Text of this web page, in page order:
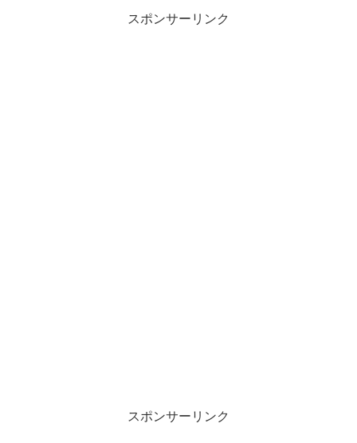
スポンサーリンク
スポンサーリンク